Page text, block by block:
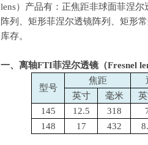
lens）产品有：正焦距非球面菲涅
阵列、矩形菲涅尔透镜阵列、矩形
库存。
一、离轴FTI菲涅尔透镜（Fresnel
型号
焦距
英寸
毫米
145
12.5 318
148
17 432